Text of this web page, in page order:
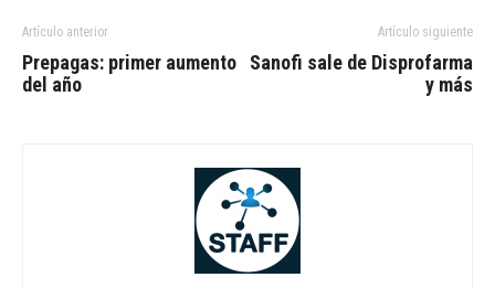
Artículo anterior
Prepagas: primer aumento
del año
Artículo siguiente
Sanofi sale de Disprofarma
y más